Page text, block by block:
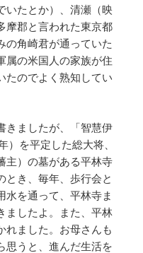
いたとか）、清瀬（映
摩郡と言われた東京都
の角崎君が通っていた
属の米国人の家族が住
たのでよく熟知してい
きましたが、「智慧伊
）を平定した総大将、
主）の墓がある平林寺
とき、毎年、歩行会と
水を通って、平林寺ま
ましたよ。また、平林
れました。お母さんも
思うと、進んだ生活を